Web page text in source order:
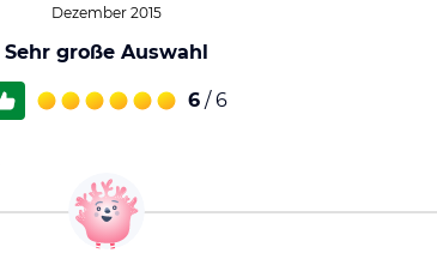
Dezember 2015
Sehr große Auswahl
6 / 6